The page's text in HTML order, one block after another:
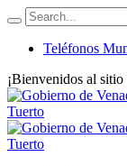
Teléfonos
¡Bienvenidos al